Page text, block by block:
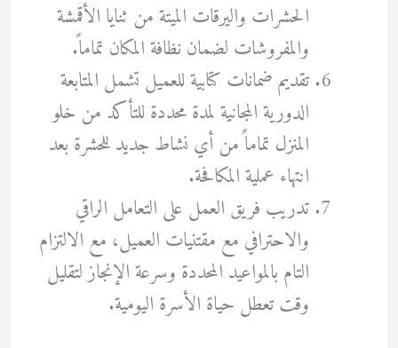
الحشرات واليرقات الميتة من ثنايا الأقمشة
والمفروشات لضمان نظافة المكان تماماً.
تقديم ضمانات كتابية للعميل تشمل المتابعة
الدورية المجانية لمدة محددة للتأكد من خلو
المنزل تماماً من أي نشاط جديد للحشرة بعد
انتهاء عملية المكافحة.
تدريب فريق العمل على التعامل الراقي
والاحترافي مع مقتنيات العميل، مع الالتزام
التام بالمواعيد المحددة وسرعة الإنجاز لتقليل
وقت تعطل حياة الأسرة اليومية.